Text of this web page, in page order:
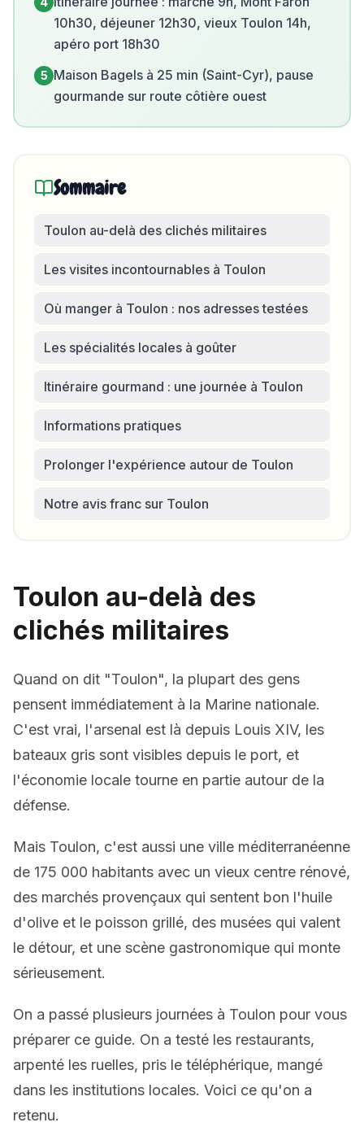
10h30, déjeuner 12h30, vieux Toulon 14h,
apéro port 18h30
5 Maison Bagels à 25 min (Saint-Cyr), pause
gourmande sur route côtière ouest
Sommaire
Toulon au-delà des clichés militaires
Les visites incontournables à Toulon
Où manger à Toulon : nos adresses testées
Les spécialités locales à goûter
Itinéraire gourmand : une journée à Toulon
Informations pratiques
Prolonger l'expérience autour de Toulon
Notre avis franc sur Toulon
Toulon au-delà des
clichés militaires
Quand on dit "Toulon", la plupart des gens
pensent immédiatement à la Marine nationale.
C'est vrai, l'arsenal est là depuis Louis XIV, les
bateaux gris sont visibles depuis le port, et
l'économie locale tourne en partie autour de la
défense.
Mais Toulon, c'est aussi une ville méditerranéenne
de 175 000 habitants avec un vieux centre rénové,
des marchés provençaux qui sentent bon l'huile
d'olive et le poisson grillé, des musées qui valent
le détour, et une scène gastronomique qui monte
sérieusement.
On a passé plusieurs journées à Toulon pour vous
préparer ce guide. On a testé les restaurants,
arpenté les ruelles, pris le téléphérique, mangé
dans les institutions locales. Voici ce qu'on a
retenu.